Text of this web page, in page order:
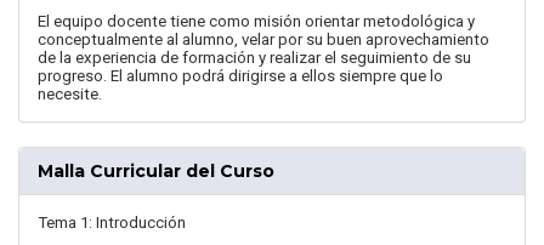
El equipo docente tiene como misión orientar metodológica y
conceptualmente al alumno, velar por su buen aprovechamiento
de la experiencia de formación y realizar el seguimiento de su
progreso. El alumno podrá dirigirse a ellos siempre que lo
necesite.
Malla Curricular del Curso
Tema 1: Introducción